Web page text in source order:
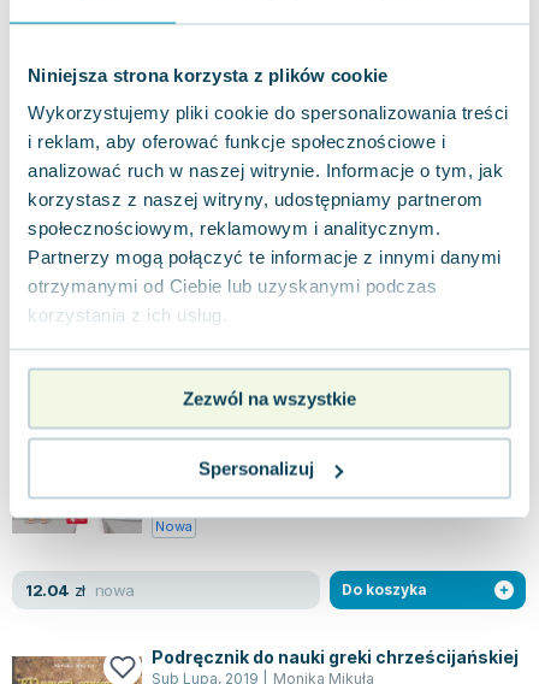
Niniejsza strona korzysta z plików cookie
Wykorzystujemy pliki cookie do spersonalizowania treści
i reklam, aby oferować funkcje społecznościowe i
analizować ruch w naszej witrynie. Informacje o tym, jak
korzystasz z naszej witryny, udostępniamy partnerom
społecznościowym, reklamowym i analitycznym.
Partnerzy mogą połączyć te informacje z innymi danymi
otrzymanymi od Ciebie lub uzyskanymi podczas
korzystania z ich usług.
Zezwól na wszystkie
Spersonalizuj
Syn Neptuna. Olimpijscy herosi. Tom 2
Percy, pełen zamętu, budzi się po długim śnie,
pamiętając jedynie swoje imię. Choć nawet słowa
wilczycy Lupy, która nazywa go półb...
5.0
Używana
13.97
36.90złtaniej o 22.93 zł
Do koszyka
Mity greckie
Dragon,2019| praca zbiorowa
"Mity greckie" to kolekcja fascynujących historii
stworzona z myślą o tym, aby młodszym
0.0
Miękka
Pakujemy jutro
Nowa
12.04 zł nowa Do koszyka
Podręcznik do nauki greki chrześcijańskiej
Sub Lupa, 2019 Monika Mikuła